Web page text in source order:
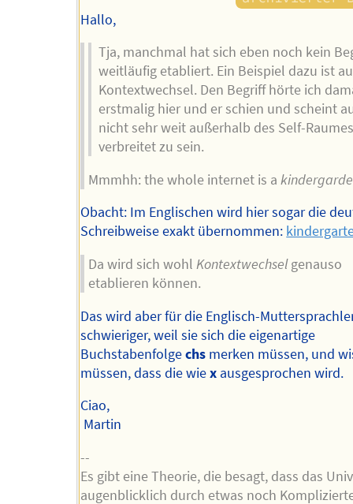
Hallo,
Tja, manchmal hat sich eben noch kein
weitläufig etabliert. Ein Beispiel dazu ist
Kontextwechsel. Den Begriff hörte ich
erstmalig hier und er schien und scheint
nicht sehr weit außerhalb des Self-
verbreitet zu sein.
Mmmhh: the whole internet is a
Obacht: Im Englischen wird hier sogar die
Schreibweise exakt übernommen:
Da wird sich wohl Kontextwechselgenauso
etablieren können.
Das wird aber für die Englisch-
schwieriger, weil sie sich die eigenartige
Buchstabenfolgechs merken müssen, und
müssen, dass die wiex ausgesprochen wird.
Ciao,
Martin
--
Es gibt eine Theorie, die besagt, dass das
augenblicklich durch etwas noch